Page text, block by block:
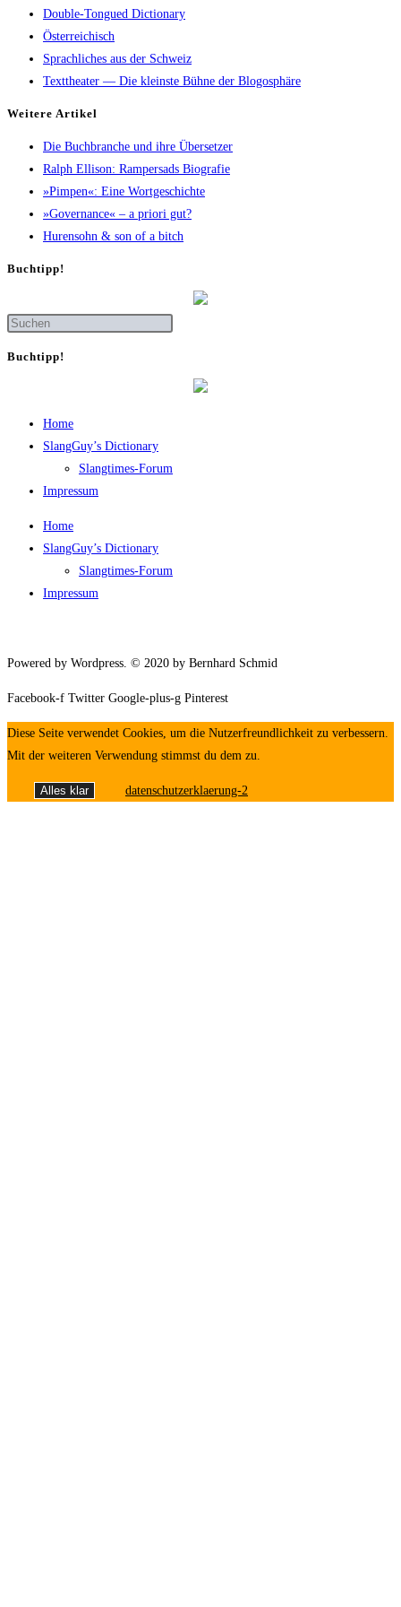
Double-Tongued Dictionary
Österreichisch
Sprachliches aus der Schweiz
Texttheater — Die kleinste Bühne der Blogosphäre
Wei­te­re Artikel
Die Buch­bran­che und ihre Übersetzer
Ralph Elli­son: Ram­pers­ads Biografie
»Pim­pen«: Eine Wortgeschichte
»Gover­nan­ce« – a prio­ri gut?
Huren­sohn & son of a bitch
Buch­tipp!
Buch­tipp!
Home
SlangGuy’s Dic­tion­a­ry
Slang­times-Forum
Impres­sum
Home
SlangGuy’s Dic­tion­a­ry
Slang­times-Forum
Impres­sum
Powered by Wordpress. © 2020 by Bernhard Schmid
Facebook-f Twitter Google-plus-g Pinterest
Diese Seite verwendet Cookies, um die Nutzerfreundlichkeit zu verbessern.
Mit der weiteren Verwendung stimmst du dem zu.
Alles klar datenschutzerklaerung-2